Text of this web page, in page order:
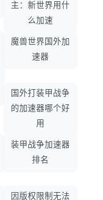
主：新世界用什
么加速
魔兽世界国外加
速器
国外打装甲战争
的加速器哪个好
用
装甲战争加速器
排名
因版权限制无法